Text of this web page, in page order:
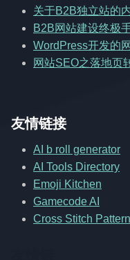
关于B2B独立站的
B2B网站建设终极
WordPress开发的
网站SEO之落地页
友情链接
AI b roll generator
AI Tools Directory
Emoji Kitchen
Gamecode AI
Cross Stitch Pattern